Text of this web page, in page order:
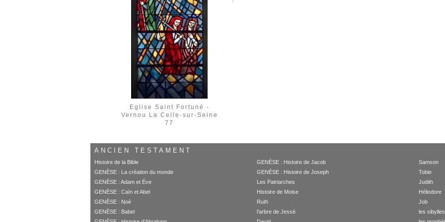
Eglise Saint Fortuné -
Vernou La Celle-sur-Seine
77
ANCIEN TESTAMENT
Histoire de la Bible
GENÈSE : La création du monde
GENÈSE : Adam et Éve
GENÈSE : Caïn et Abel
GENÈSE : Noè
GENÈSE : Babel
GENÈSE : Histoire de Jacob
GENÈSE : Histoire de Joseph
Les Patriarches
Histoire de Moise
Ruth
l'arbre de Jessé
Samson
Tobie
Judith
Héliodore
Job
les sibylles